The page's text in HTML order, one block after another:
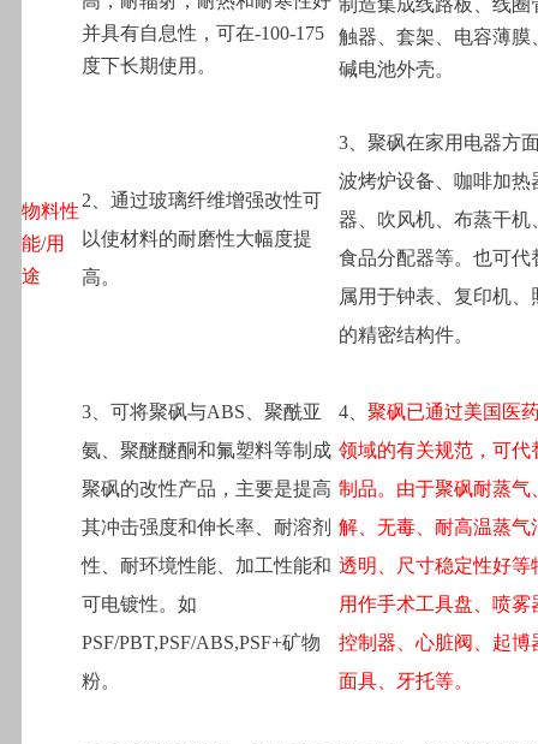
物料性
能/用
途
并具有自息性，可在-100-175
度下长期使用。
制造集成线路板、线圈
触器、套架、电容薄膜
碱电池外壳。
2 、通过玻璃纤维增强改性可
以使材料的耐磨性大幅度提
高。
3 、聚砜在家用电器方
波烤炉设备、咖啡加热
器、吹风机、布蒸干机
食品分配器等。也可代
属用于钟表、复印机、
的精密结构件。
3 、可将聚砜与ABS、聚酰亚
氨、聚醚醚酮和氟塑料等制成
聚砜的改性产品，主要是提高
其冲击强度和伸长率、耐溶剂
性、耐环境性能、加工性能和
可电镀性。如
PSF/PBT,PSF/ABS,PSF+矿物
粉。
4
聚砜已通过美国医
领域的有关规范，可代
制品。由于聚砜耐蒸气
解、无毒、耐高温蒸气
透明、尺寸稳定性好等
用作手术工具盘、喷雾
控制器、心脏阀、起博
面具、牙托等。